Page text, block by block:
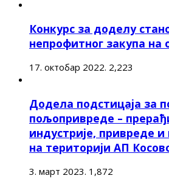
Конкурс за доделу
непрофитног закупа на
17. октобар 2022. 2,223
Додела подстицаја за
пољопривреде –
индустрије, привреде
на територији АП
3. март 2023. 1,872